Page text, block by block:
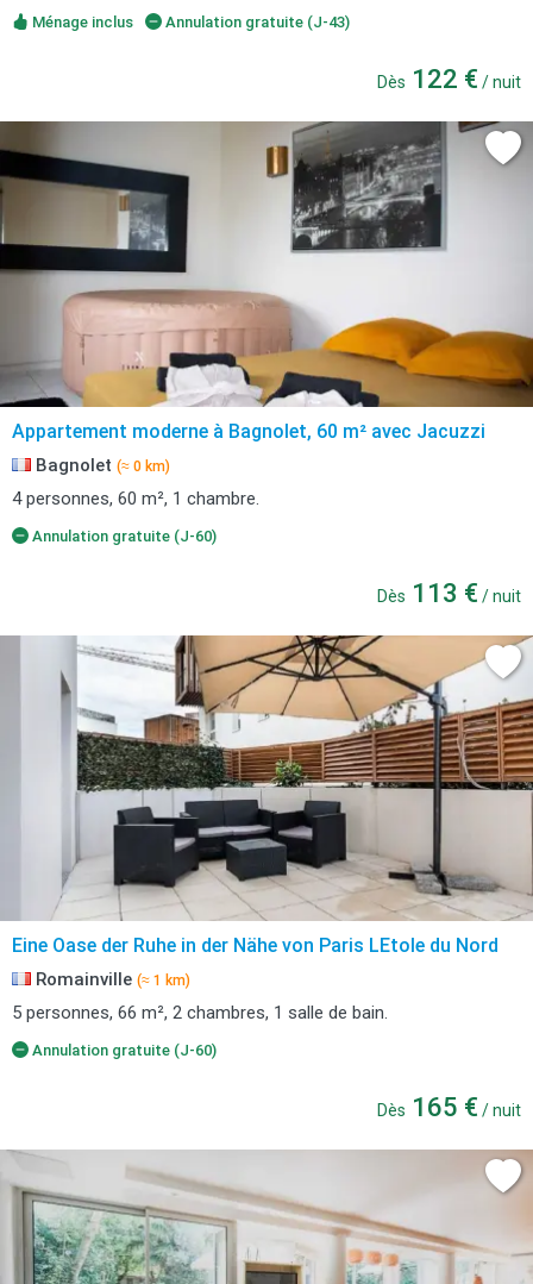
Ménage inclus Annulation gratuite (J-43)
Dès 122 € / nuit
Appartement moderne à Bagnolet, 60 m² avec Jacuzzi
Bagnolet (≈ 0 km)
4 personnes, 60 m², 1 chambre.
Annulation gratuite (J-60)
Dès 113 € / nuit
Eine Oase der Ruhe in der Nähe von Paris LEtole du Nord
Romainville (≈ 1 km)
5 personnes, 66 m², 2 chambres, 1 salle de bain.
Annulation gratuite (J-60)
Dès 165 € / nuit